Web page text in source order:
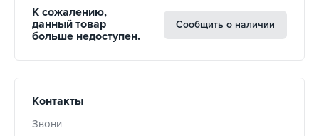
К сожалению,
данный товар
больше недоступен.
Сообщить о наличии
Контакты
Звони